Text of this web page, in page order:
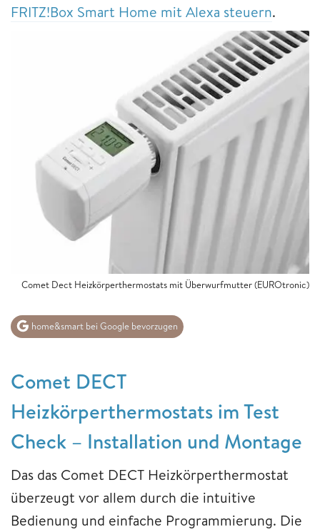
FRITZ!Box Smart Home mit Alexa steuern.
Comet Dect Heizkörperthermostats mit Überwurfmutter (EUROtronic)
home&smart bei Google bevorzugen
Comet DECT
Heizkörperthermostats im Test
Check – Installation und Montage
Das das Comet DECT Heizkörperthermostat
überzeugt vor allem durch die intuitive
Bedienung und einfache Programmierung. Die